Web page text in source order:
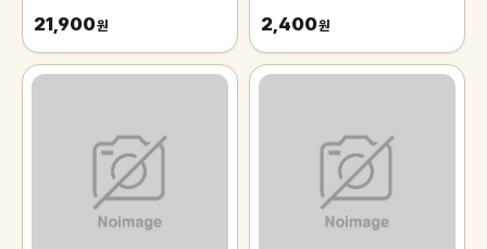
21,900원 2,400원